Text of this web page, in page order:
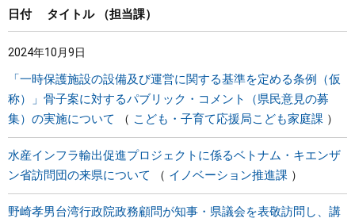
しごと・産業・観光
県政情報
日付 タイトル 担当課
2024年10月9日
「一時保護施設の設備及び運営に関する基準を定める条例（仮
称）」骨子案に対するパブリック・コメント（県民意見の募
集）の実施について
こども・子育て応援局こども家庭課
水産インフラ輸出促進プロジェクトに係るベトナム・キエンザ
ン省訪問団の来県について
イノベーション推進課
野崎孝男台湾行政院政務顧問が知事・県議会を表敬訪問し、講